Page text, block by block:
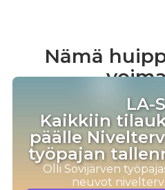
Nämä
LA-
Kaikkiin
päälle
työpajan
Olli Sovijärven
neuvot